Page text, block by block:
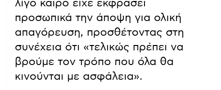
λίγο καιρό είχε εκφράσει
προσωπικά την άποψη για ολική
απαγόρευση, προσθέτοντας στη
συνέχεια ότι «τελικώς πρέπει να
βρούμε τον τρόπο που όλα θα
κινούνται με ασφάλεια».